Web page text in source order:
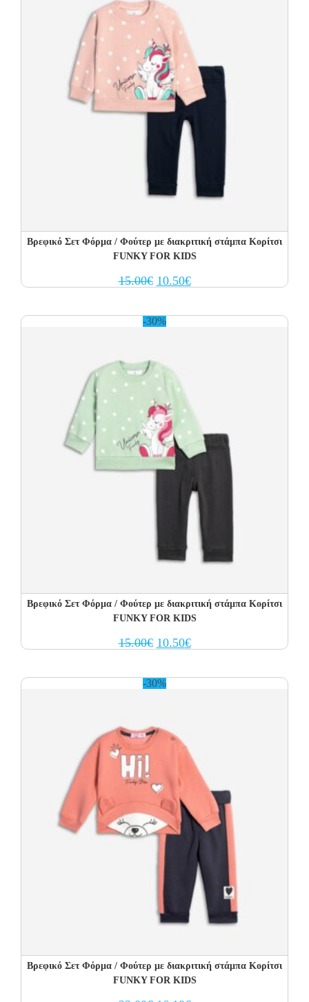
Βρεφικό Σετ Φόρμα / Φούτερ με διακριτική στάμπα Κορίτσι
FUNKY FOR KIDS
15.00€ Original
price
10.50€Current
price
-30%
Βρεφικό Σετ Φόρμα / Φούτερ με διακριτική στάμπα Κορίτσι
FUNKY FOR KIDS
15.00€ Original
price
10.50€Current
price
-30%
Βρεφικό Σετ Φόρμα / Φούτερ με διακριτική στάμπα Κορίτσι
FUNKY FOR KIDS